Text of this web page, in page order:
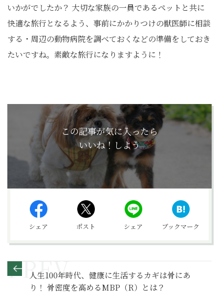
いかがでしたか？ 大切な家族の一員であるペットと共に
快適な旅行となるよう、事前にかかりつけの獣医師に相談
する・周辺の動物病院を調べておくなどの準備をしておき
たいですね。素敵な旅行になりますように！
この記事が気に入ったら
いいね！しよう
シェア ポスト シェア ブックマーク
人生100年時代、健康に生活するカギは骨にあ
り！ 骨密度を高めるMBP（R）とは？